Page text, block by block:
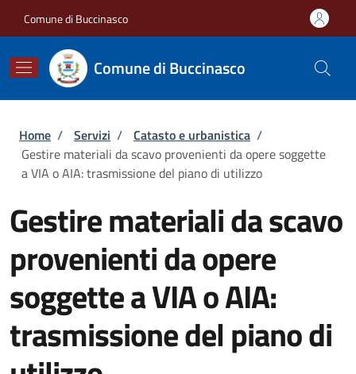
Comune di Buccinasco
Comune di Buccinasco
Briciole di pane
Home / Servizi / Catasto e urbanistica /
Gestire materiali da scavo provenienti da opere soggette
a VIA o AIA: trasmissione del piano di utilizzo
Gestire materiali da scavo
provenienti da opere
soggette a VIA o AIA:
trasmissione del piano di